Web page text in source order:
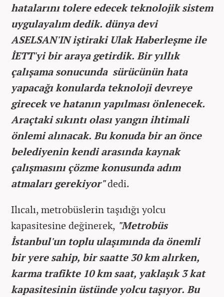
hatalarını tolere edecek teknolojik sistem
uygulayalım dedik. dünya devi
ASELSAN'IN iştiraki Ulak Haberleşme ile
İETT'yi bir araya getirdik. Bir yıllık
çalışama sonucunda sürücünün hata
yapacağı konularda teknoloji devreye
girecek ve hatanın yapılması önlenecek.
Araçtaki sıkıntı olası yangın ihtimali
önlemi alınacak. Bu konuda bir an önce
belediyenin kendi arasında kaynak
çalışmasını çözme konusunda adım
atmaları gerekiyor"dedi.
Ilıcalı, metrobüslerin taşıdığı yolcu
kapasitesine değinerek, "Metrobüs
İstanbul'un toplu ulaşımında da önemli
bir yere sahip, bir saatte 30 km alırken,
karma trafikte 10 km saat, yaklaşık 3 kat
kapasitesinin üstünde yolcu taşıyor. Bu